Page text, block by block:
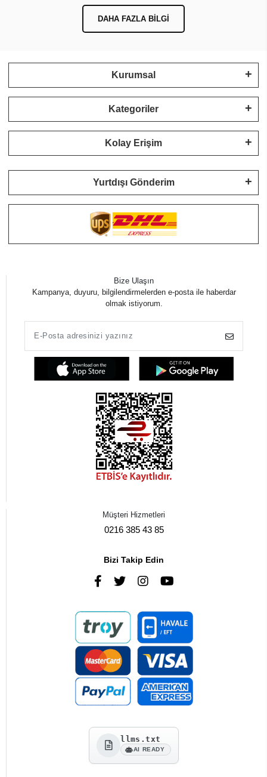
DAHA FAZLA BILGI
Kurumsal
Kategoriler
Kolay Erişim
Yurtdışı Gönderim
Bize Ulaşın
Kampanya, duyuru, bilgilendirmelerden e-posta ile haberdar
olmak istiyorum.
Müşteri Hizmetleri
0216 385 43 85
Bizi Takip Edin
llms.txt
AI READY